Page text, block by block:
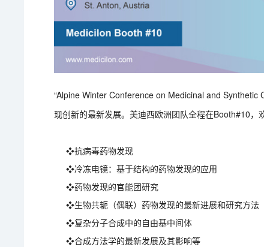
“Alpine Winter Conference on Medicinal and Synthetic
现创新的最新发展。美迪西欧洲团队全程在Booth#10，
❖抗病毒药物发现
❖冷冻电镜：基于结构的药物发现的应用
❖药物发现的官能团研究
❖生物共轭（偶联）药物发现的最新进展和研究方法
❖复杂分子合成中的自由基中间体
❖合成方法学的最新发展及其影响等